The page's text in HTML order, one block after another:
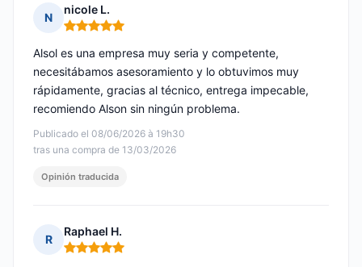
N
nicole L.
Nota: 5 de 5
Publicado el 08/06/2026 à 19h30
tras una compra de 13/03/2026
Alsol es una empresa muy seria y competente,
necesitábamos asesoramiento y lo obtuvimos muy
rápidamente, gracias al técnico, entrega impecable,
recomiendo Alson sin ningún problema.
Opinión traducida
R
Raphael H.
Nota: 5 de 5